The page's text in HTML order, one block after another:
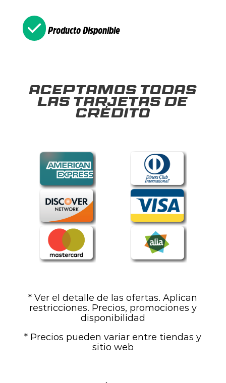
Producto Disponible
Aceptamos todas
las tarjetas de
crédito
* Ver el detalle de las ofertas. Aplican
restricciones. Precios, promociones y
disponibilidad
* Precios pueden variar entre tiendas y
sitio web